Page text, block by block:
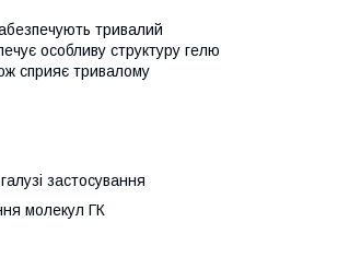
тривалий
особливу структуру гелю
сприяє тривалому
застосування
молекул ГК